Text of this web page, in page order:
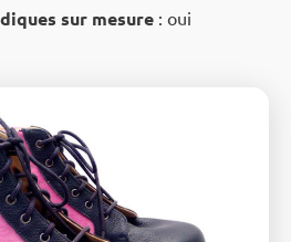
sur mesure : oui